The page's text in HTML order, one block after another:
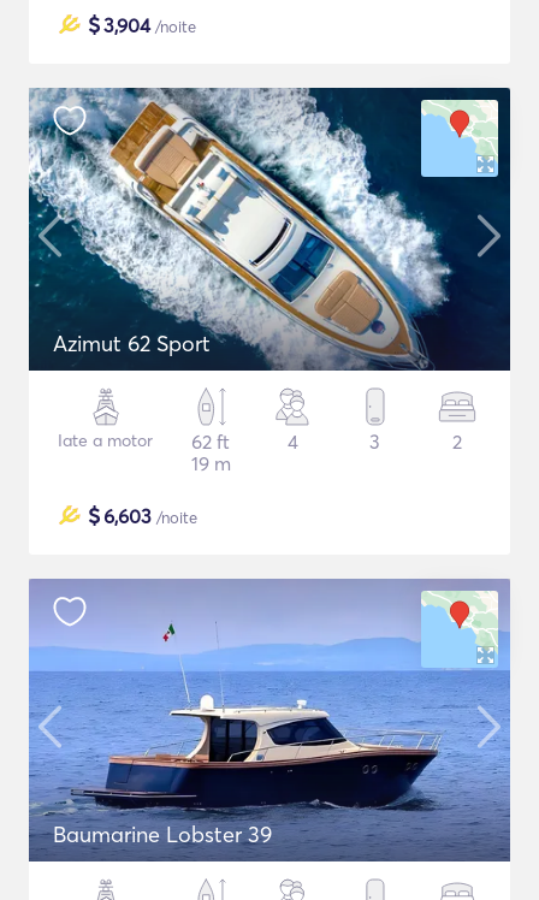
$3,904/noite
Azimut 62 Sport
Iate a motor
62 ft
19 m
4 3 2
$6,603 /noite
Baumarine Lobster 39